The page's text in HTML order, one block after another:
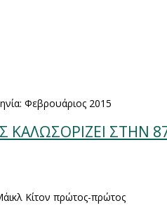
Φεβρουάριος 2015
ΚΑΛΩΣΟΡΙΖΕΙ ΣΤΗΝ
Κίτον πρώτος-πρώτος